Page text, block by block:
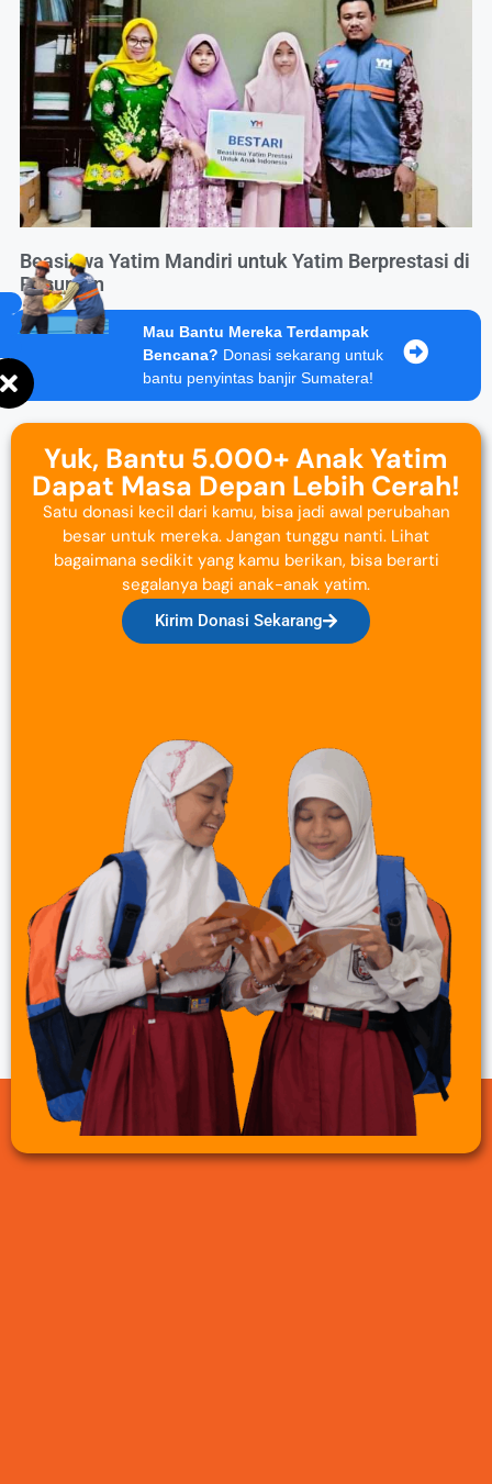
Beasiswa Yatim Mandiri untuk Yatim Berprestasi di
Pasuruan
Mau Bantu Mereka Terdampak
Bencana? Donasi sekarang untuk
bantu penyintas banjir Sumatera!
Yuk, Bantu 5.000+ Anak Yatim
Dapat Masa Depan Lebih Cerah!
Satu donasi kecil dari kamu, bisa jadi awal perubahan
besar untuk mereka. Jangan tunggu nanti. Lihat
bagaimana sedikit yang kamu berikan, bisa berarti
segalanya bagi anak-anak yatim.
Kirim Donasi Sekarang